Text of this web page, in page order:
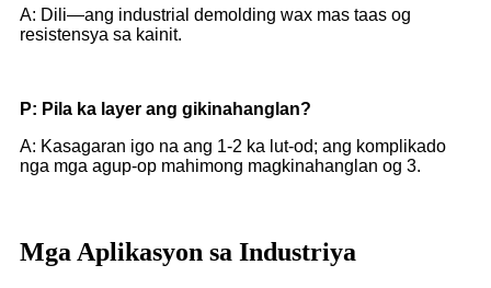
A: Dili—ang industrial demolding wax mas taas og
resistensya sa kainit.
P: Pila ka layer ang gikinahanglan?
A: Kasagaran igo na ang 1-2 ka lut-od; ang komplikado
nga mga agup-op mahimong magkinahanglan og 3.
Mga Aplikasyon sa Industriya